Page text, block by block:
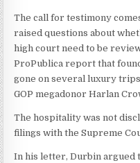
The call for testimony
raised questions about
high court need to be
ProPublica report that
gone on several luxury
GOP megadonor Harlan
The hospitality was not
filings with the Supreme
In his letter, Durbin argued